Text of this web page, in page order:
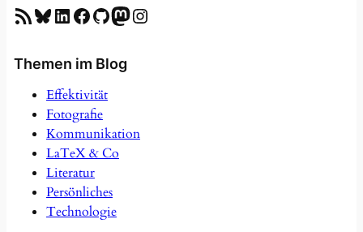
RSS-Feed Bluesky LinkedIn Facebook GitHub Mastodon Instagram
Themen im Blog
Effektivität
Fotografie
Kommunikation
LaTeX & Co
Literatur
Persönliches
Technologie